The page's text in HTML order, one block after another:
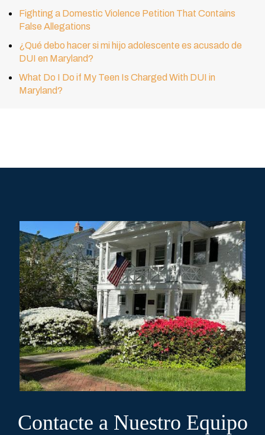
Fighting a Domestic Violence Petition That Contains
False Allegations
¿Qué debo hacer si mi hijo adolescente es acusado de
DUI en Maryland?
What Do I Do if My Teen Is Charged With DUI in
Maryland?
Contacte a Nuestro Equipo